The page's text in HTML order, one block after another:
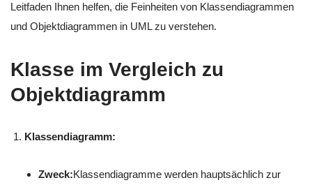
Leitfaden Ihnen helfen, die Feinheiten von Klassendiagrammen
und Objektdiagrammen in UML zu verstehen.
Klasse im Vergleich zu
Objektdiagramm
Klassendiagramm:
Zweck:Klassendiagramme werden hauptsächlich zur